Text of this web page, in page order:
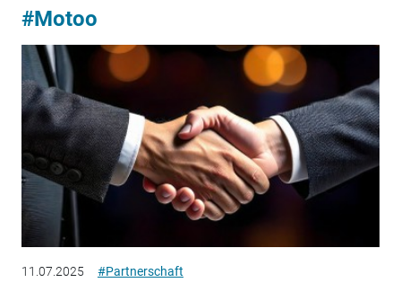
#Motoo
11.07.2025 #Partnerschaft